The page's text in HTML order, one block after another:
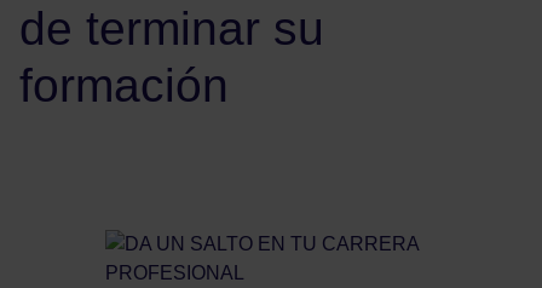
de terminar su
formación